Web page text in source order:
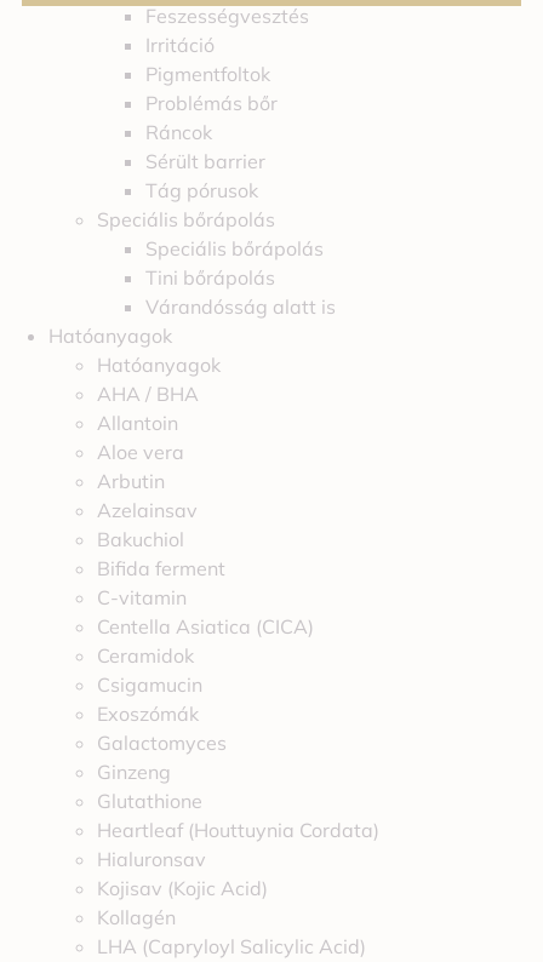
Feszességvesztés
Irritáció
Pigmentfoltok
Problémás bőr
Ráncok
Sérült barrier
Tág pórusok
Speciális bőrápolás
Speciális bőrápolás
Tini bőrápolás
Várandósság alatt is
Hatóanyagok
Hatóanyagok
AHA / BHA
Allantoin
Aloe vera
Arbutin
Azelainsav
Bakuchiol
Bifida ferment
C-vitamin
Centella Asiatica (CICA)
Ceramidok
Csigamucin
Exoszómák
Galactomyces
Ginzeng
Glutathione
Heartleaf (Houttuynia Cordata)
Hialuronsav
Kojisav (Kojic Acid)
Kollagén
LHA (Capryloyl Salicylic Acid)